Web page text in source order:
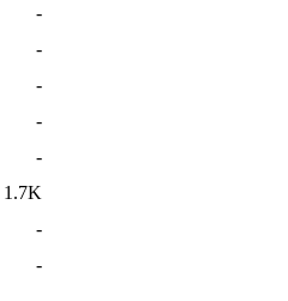
-
-
-
-
-
1.7K
-
-